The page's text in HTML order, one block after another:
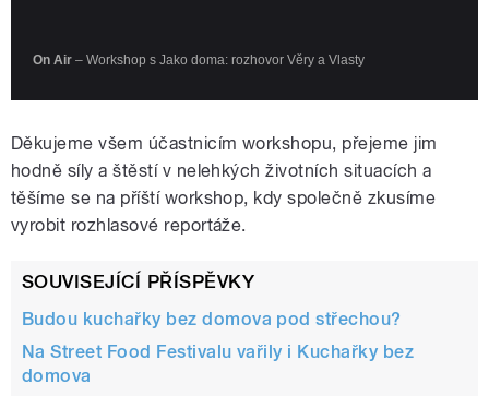
Děkujeme všem účastnicím workshopu, přejeme jim
hodně síly a štěstí v nelehkých životních situacích a
těšíme se na příští workshop, kdy společně zkusíme
vyrobit rozhlasové reportáže.
SOUVISEJÍCÍ PŘÍSPĚVKY
Budou kuchařky bez domova pod střechou?
Na Street Food Festivalu vařily i Kuchařky bez
domova